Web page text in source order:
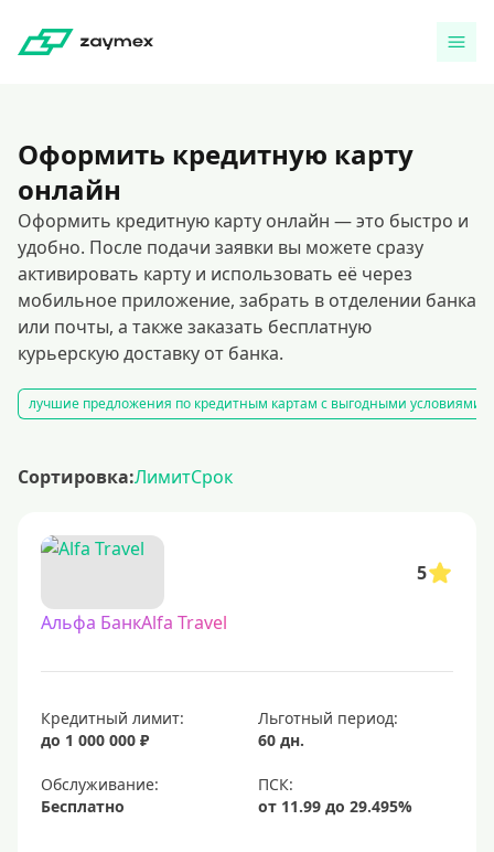
Оформить кредитную карту
онлайн
Оформить кредитную карту онлайн — это быстро и
удобно. После подачи заявки вы можете сразу
активировать карту и использовать её через
мобильное приложение, забрать в отделении банка
или почты, а также заказать бесплатную
курьерскую доставку от банка.
лучшие предложения по кредитным картам с выгодными условиями
Сортировка:ЛимитСрок
5
Альфа БанкAlfa Travel
Кредитный лимит:
до 1 000 000 ₽
Льготный период:
60 дн.
Обслуживание:
Бесплатно